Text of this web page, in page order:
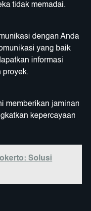
tidak memadai.
dengan Anda
yang baik
informasi
proyek.
memberikan jaminan
kepercayaan
Solusi